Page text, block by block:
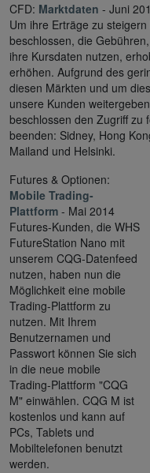
CFD: Marktdaten - Juni
Um ihre Erträge zu
beschlossen, die
ihre Kursdaten nutzen,
erhöhen. Aufgrund des
diesen Märkten und um
unsere Kunden
beschlossen den Zugriff zu
beenden: Sidney, Hong
Mailand und Helsinki.
Futures & Optionen:
Mobile Trading-
Plattform - Mai 2014
Futures-Kunden, die WHS
FutureStation Nano mit
unserem CQG-Datenfeed
nutzen, haben nun die
Möglichkeit eine mobile
Trading-Plattform zu
nutzen. Mit Ihrem
Benutzernamen und
Passwort können Sie sich
in die neue mobile
Trading-Plattform "CQG
M" einwählen. CQG M ist
kostenlos und kann auf
PCs, Tablets und
Mobiltelefonen benutzt
werden.